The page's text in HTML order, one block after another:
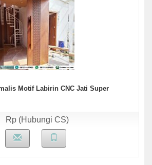
Motif Labirin CNC Jati Super
Rp (Hubungi CS)